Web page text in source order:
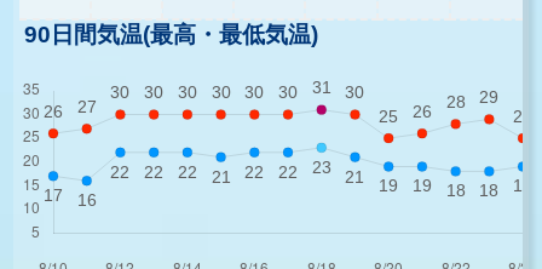
90日間気温(最高・最低気温)